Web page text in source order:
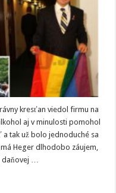
kresťan viedol firmu na
aj v minulosti pomohol
tak už bolo jednoduché sa
Heger dlhodobo záujem,
…